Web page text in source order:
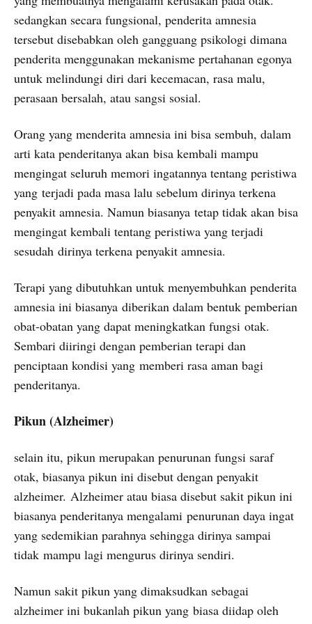
sedangkan secara fungsional, penderita amnesia
tersebut disebabkan oleh gangguang psikologi dimana
penderita menggunakan mekanisme pertahanan egonya
untuk melindungi diri dari kecemacan, rasa malu,
perasaan bersalah, atau sangsi sosial.
Orang yang menderita amnesia ini bisa sembuh, dalam
arti kata penderitanya akan bisa kembali mampu
mengingat seluruh memori ingatannya tentang peristiwa
yang terjadi pada masa lalu sebelum dirinya terkena
penyakit amnesia. Namun biasanya tetap tidak akan bisa
mengingat kembali tentang peristiwa yang terjadi
sesudah dirinya terkena penyakit amnesia.
Terapi yang dibutuhkan untuk menyembuhkan penderita
amnesia ini biasanya diberikan dalam bentuk pemberian
obat-obatan yang dapat meningkatkan fungsi otak.
Sembari diiringi dengan pemberian terapi dan
penciptaan kondisi yang memberi rasa aman bagi
penderitanya.
Pikun (Alzheimer)
selain itu, pikun merupakan penurunan fungsi saraf
otak, biasanya pikun ini disebut dengan penyakit
alzheimer. Alzheimer atau biasa disebut sakit pikun ini
biasanya penderitanya mengalami penurunan daya ingat
yang sedemikian parahnya sehingga dirinya sampai
tidak mampu lagi mengurus dirinya sendiri.
Namun sakit pikun yang dimaksudkan sebagai
alzheimer ini bukanlah pikun yang biasa diidap oleh